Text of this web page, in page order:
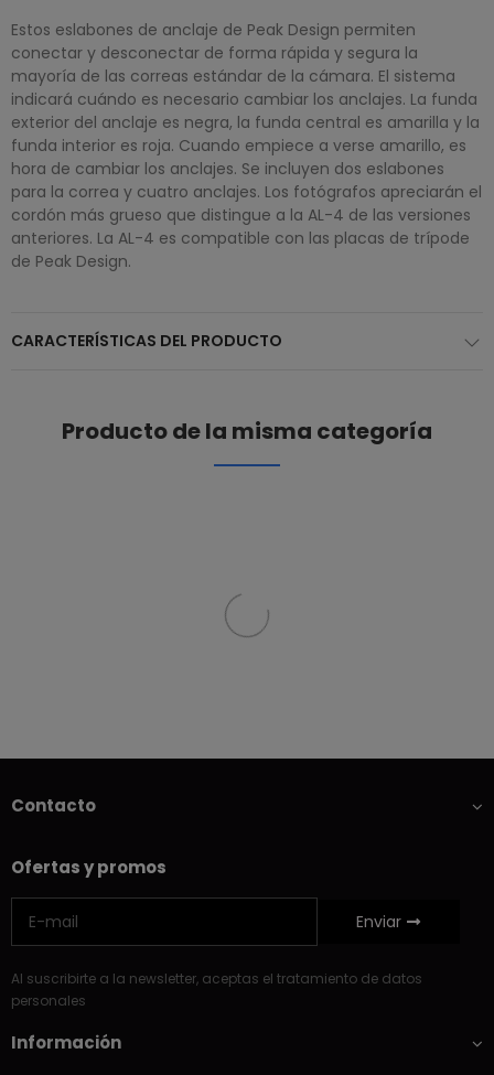
Estos eslabones de anclaje de Peak Design permiten
conectar y desconectar de forma rápida y segura la
mayoría de las correas estándar de la cámara. El sistema
indicará cuándo es necesario cambiar los anclajes. La funda
exterior del anclaje es negra, la funda central es amarilla y la
funda interior es roja. Cuando empiece a verse amarillo, es
hora de cambiar los anclajes. Se incluyen dos eslabones
para la correa y cuatro anclajes. Los fotógrafos apreciarán el
cordón más grueso que distingue a la AL-4 de las versiones
anteriores. La AL-4 es compatible con las placas de trípode
de Peak Design.
CARACTERÍSTICAS DEL PRODUCTO
Producto de la misma categoría
Contacto
Ofertas y promos
Enviar
Al suscribirte a la newsletter, aceptas el tratamiento de datos
personales
Información